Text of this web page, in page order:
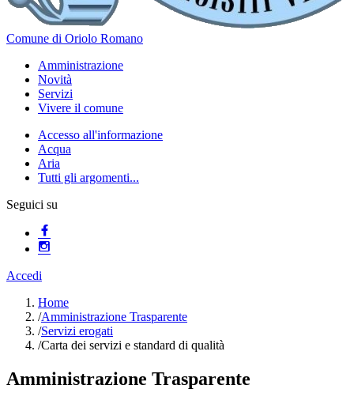
Comune di Oriolo Romano
Amministrazione
Novità
Servizi
Vivere il comune
Accesso all'informazione
Acqua
Aria
Tutti gli argomenti...
Seguici su
Accedi
Home
/Amministrazione Trasparente
/Servizi erogati
/Carta dei servizi e standard di qualità
Amministrazione Trasparente